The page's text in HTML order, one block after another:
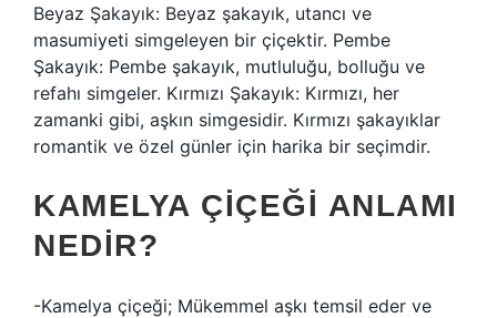
Beyaz Şakayık: Beyaz şakayık, utancı ve
masumiyeti simgeleyen bir çiçektir. Pembe
Şakayık: Pembe şakayık, mutluluğu, bolluğu ve
refahı simgeler. Kırmızı Şakayık: Kırmızı, her
zamanki gibi, aşkın simgesidir. Kırmızı şakayıklar
romantik ve özel günler için harika bir seçimdir.
KAMELYA ÇIÇEĞI ANLAMI
NEDIR?
-Kamelya çiçeği; Mükemmel aşkı temsil eder ve